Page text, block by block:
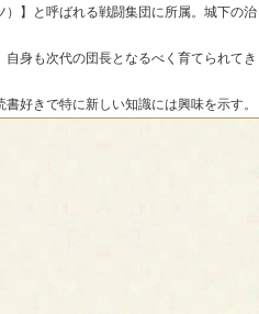
）】と呼ばれる戦闘集団に所属。城下の治
自身も次代の団長となるべく育てられてき
好きで特に新しい知識には興味を示す。